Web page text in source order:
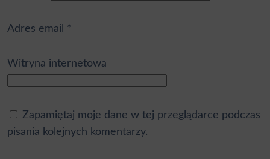
Adres email *
Witryna internetowa
Zapamiętaj moje dane w tej przeglądarce podczas
pisania kolejnych komentarzy.